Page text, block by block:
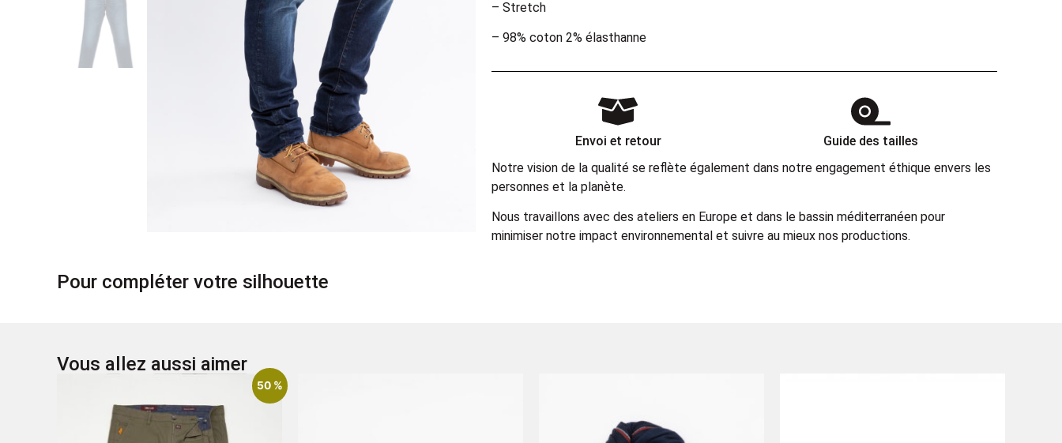
– Stretch
– 98% coton 2% élasthanne
Envoi et retour
Guide des tailles
Notre vision de la qualité se reflète également dans notre engagement éthique envers les
personnes et la planète.
Nous travaillons avec des ateliers en Europe et dans le bassin méditerranéen pour
minimiser notre impact environnemental et suivre au mieux nos productions.
Pour compléter votre silhouette
Vous allez aussi aimer
50 %